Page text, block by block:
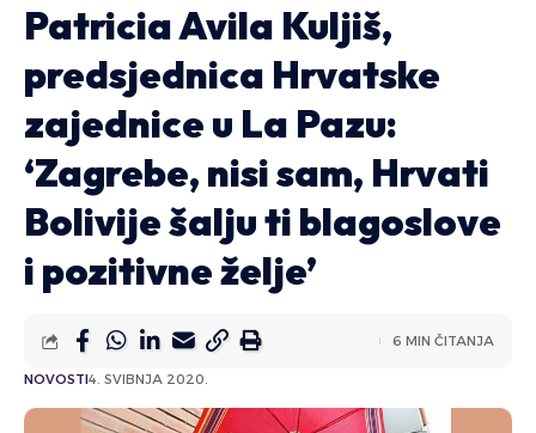
Patricia Avila Kuljiš,
predsjednica Hrvatske
zajednice u La Pazu:
‘Zagrebe, nisi sam, Hrvati
Bolivije šalju ti blagoslove
i pozitivne želje’
NOVOSTI4. SVIBNJA 2020.
6 MIN ČITANJA